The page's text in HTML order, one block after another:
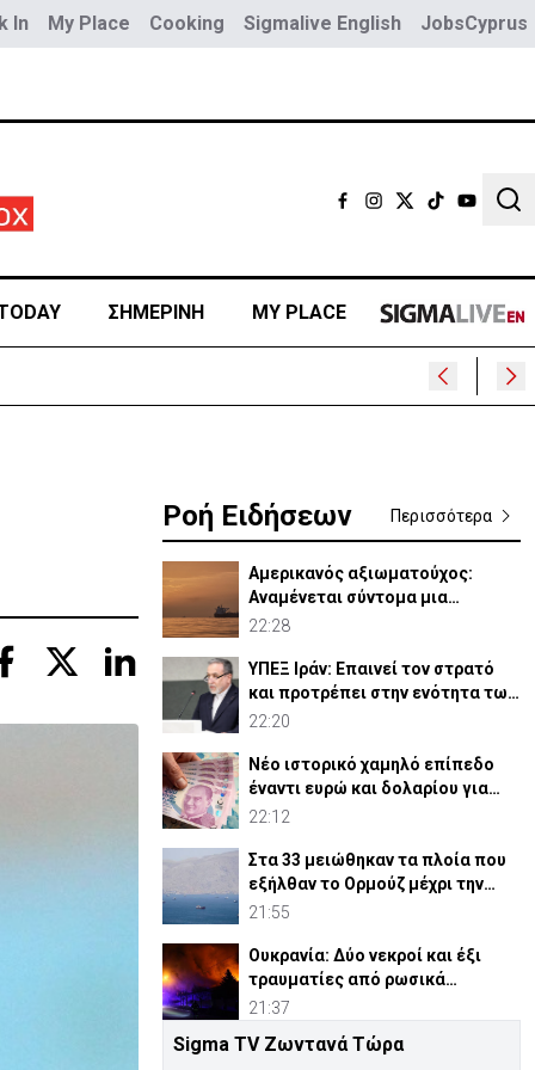
In My Place Cooking Sigmalive English JobsCyprus
ΣΗΜΕΡΙΝΗ MY PLACE
Ροή Ειδήσεων Περισσότερα
Αμερικανός αξιωματούχος:
Αναμένεται σύντομα μια
συμφωνία για Ορμούζ
22:28
ΥΠΕΞ Ιράν: Επαινεί τον στρατό
και προτρέπει στην ενότητα των
μουσουλμάνων
22:20
Νέο ιστορικό χαμηλό επίπεδο
έναντι ευρώ και δολαρίου για
τουρκική λίρα
22:12
Στα 33 μειώθηκαν τα πλοία που
εξήλθαν το Ορμούζ μέχρι την
Πέμπτη
21:55
Ουκρανία: Δύο νεκροί και έξι
τραυματίες από ρωσικά
πλήγματα
21:37
ΗΠΑ: Η Γερουσία ενέκρινε νέες
Sigma TV Ζωντανά Τώρα